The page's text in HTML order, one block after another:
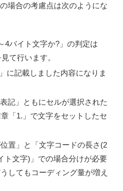
場合の考慮点は次のようにな
4バイト文字か?」の判定は
て行います。
に記載しました内容になりま
記」ともにセルが選択された
「1.」で文字をセットしたセ
位置」と「文字コードの長さ(2
ト文字)」での場合分けが必要
してもコーディング量が増え